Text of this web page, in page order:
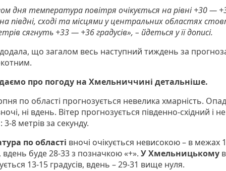
дня температура повітря очікується на рівні +30 —
півдні, сході та місцями у центральних областях
сягнуть +33 — +36 градусів», – йдеться у її дописі.
що загалом весь наступний тиждень за
про погоду на Хмельниччині детальніше.
по області прогнозується невелика хмарність.
ні вдень. Вітер прогнозується південно-східний і не
8 метрів за секунду.
по області вночі очікується невисокою – в межах
вдень буде 28-33 з позначкою «+». У Хмельницькому
13-15 градусів, вдень – 29-31 вище нуля.